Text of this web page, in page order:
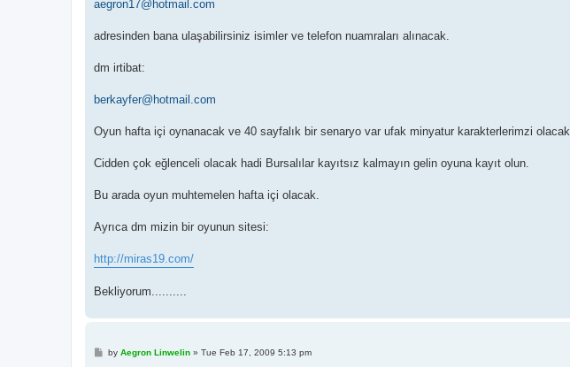
aegron17@hotmail.com
adresinden bana ulaşabilirsiniz isimler ve telefon nuamraları alınacak.
dm irtibat:
berkayfer@hotmail.com
Oyun hafta içi oynanacak ve 40 sayfalık bir senaryo var ufak minyatur karakterlerimzi olacak.
Cidden çok eğlenceli olacak hadi Bursalılar kayıtsız kalmayın gelin oyuna kayıt olun.
Bu arada oyun muhtemelen hafta içi olacak.
Ayrıca dm mizin bir oyunun sitesi:
http://miras19.com/
Bekliyorum..........
Pby Aegron Linwelin» Tue Feb 17, 2009 5:13 pm